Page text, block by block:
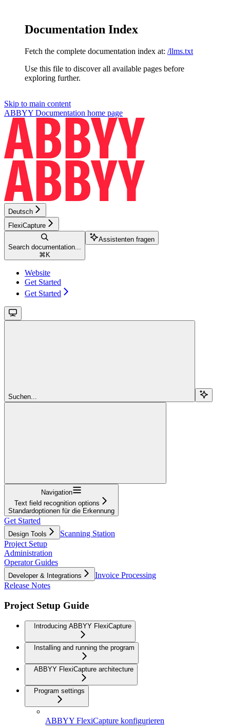
Documentation Index
Fetch the complete documentation index at: /llms.txt
Use this file to discover all available pages before
exploring further.
Skip to main content
ABBYY Documentation home page
Deutsch
FlexiCapture
Search documentation...
⌘ K
Assistenten fragen
Website
Get Started
Get Started
Suchen...
Navigation
Text field recognition options
Standardoptionen für die Erkennung
Get Started
Design Tools
Scanning Station
Project Setup
Administration
Operator Guides
Developer & Integrations
Invoice Processing
Release Notes
Project Setup Guide
Introducing ABBYY FlexiCapture
Installing and running the program
ABBYY FlexiCapture architecture
Program settings
ABBYY FlexiCapture konfigurieren